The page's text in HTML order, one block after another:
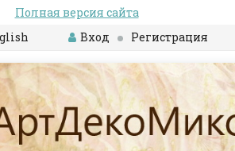
Полная версия сайта
Вход Регистрация